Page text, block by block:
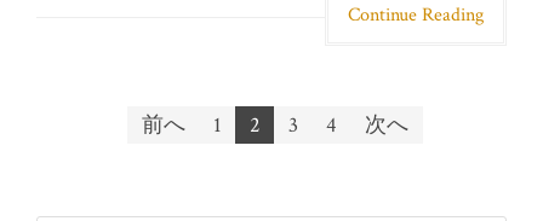
Continue Reading
投稿ナビゲーション
前へ 1 2 3 4 次へ